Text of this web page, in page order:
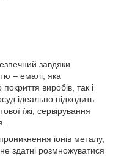
завдяки
– емалі, яка
виробів, так і
ідеально підходить
їжі, сервірування
іонів металу,
здатні розмножуватися